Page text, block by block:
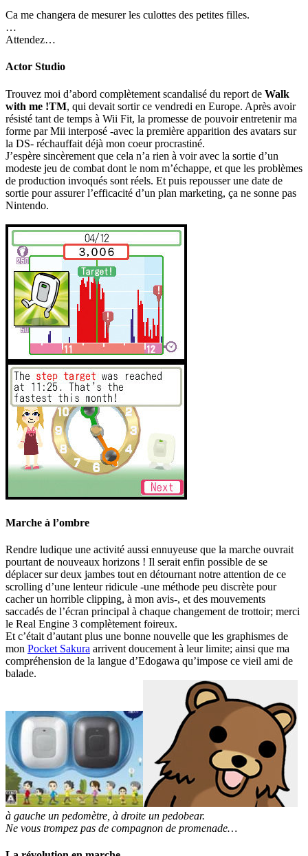
Ca me changera de mesurer les culottes des petites filles.
…
Attendez…
Actor Studio
Trouvez moi d’abord complètement scandalisé du report de Walk
with me !TM, qui devait sortir ce vendredi en Europe. Après avoir
résisté tant de temps à Wii Fit, la promesse de pouvoir entretenir ma
forme par Mii interposé -avec la première apparition des avatars sur
la DS- réchauffait déjà mon coeur procrastiné.
J’espère sincèrement que cela n’a rien à voir avec la sortie d’un
modeste jeu de combat dont le nom m’échappe, et que les problèmes
de production invoqués sont réels. Et puis repousser une date de
sortie pour assurer l’efficacité d’un plan marketing, ça ne sonne pas
Nintendo.
Marche à l’ombre
Rendre ludique une activité aussi ennuyeuse que la marche ouvrait
pourtant de nouveaux horizons ! Il serait enfin possible de se
déplacer sur deux jambes tout en détournant notre attention de ce
scrolling d’une lenteur ridicule -une méthode peu discrète pour
cacher un horrible clipping, à mon avis-, et des mouvements
saccadés de l’écran principal à chaque changement de trottoir; merci
le Real Engine 3 complètement foireux.
Et c’était d’autant plus une bonne nouvelle que les graphismes de
mon Pocket Sakura arrivent doucement à leur limite; ainsi que ma
compréhension de la langue d’Edogawa qu’impose ce vieil ami de
balade.
à gauche un pedomètre, à droite un pedobear.
Ne vous trompez pas de compagnon de promenade…